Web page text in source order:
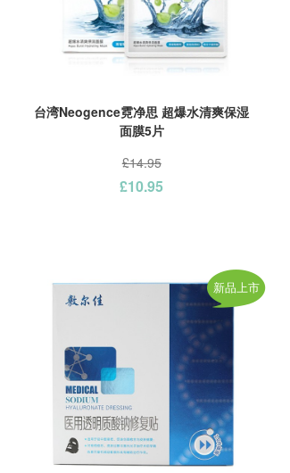
台湾Neogence霓净思 超爆水清爽保湿
面膜5片
£14.95
£10.95
新品上市